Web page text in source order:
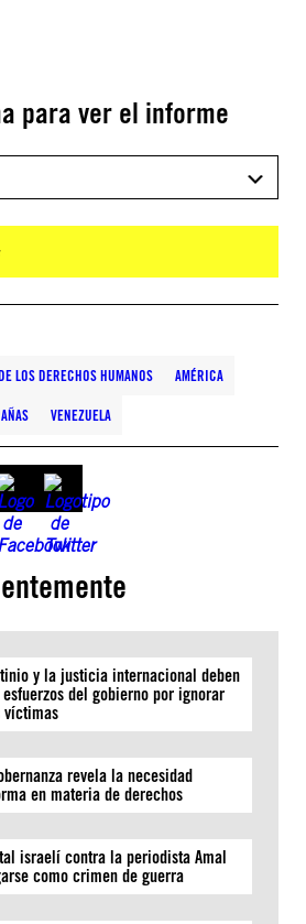
para ver el informe
LOS DERECHOS HUMANOS AMÉRICA
VENEZUELA
y la justicia internacional deben
del gobierno por ignorar
víctimas
revela la necesidad
en materia de derechos
israelí contra la periodista Amal
como crimen de guerra